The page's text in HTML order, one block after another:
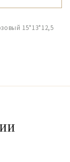
15*13*12,5